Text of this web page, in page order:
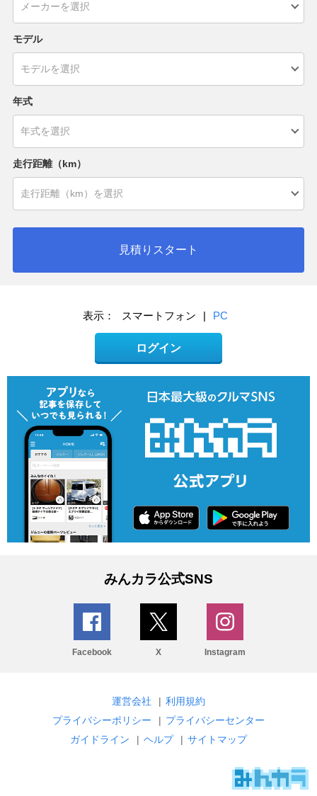
モデル
年式
走行距離（km）
見積りスタート
表示： スマートフォン | PC
ログイン
みんカラ公式SNS
Facebook X Instagram
運営会社 | 利用規約
プライバシーポリシー
| プライバシーセンター
ガイドライン
| ヘルプ | サイトマップ